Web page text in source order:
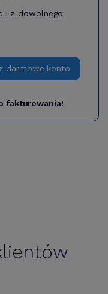
i z dowolnego
darmowe konto
fakturowania!